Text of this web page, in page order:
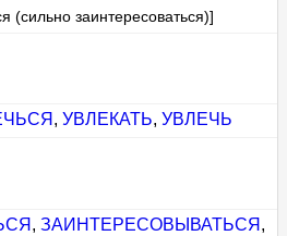
(сильно заинтересоваться)]
, УВЛЕКАТЬ, УВЛЕЧЬ
, ЗАИНТЕРЕСОВЫВАТЬСЯ ,